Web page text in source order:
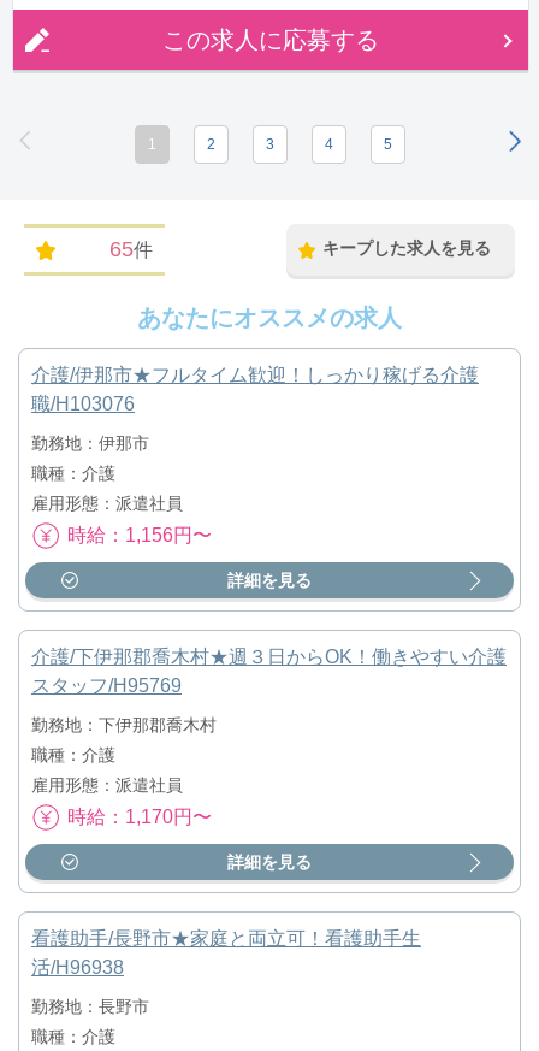
この求人に応募する
1 2 3 4 5
65件 キープした求人を見る
あなたにオススメの求人
介護/伊那市★フルタイム歓迎！しっかり稼げる介護
職/H103076
勤務地：伊那市
職種：介護
雇用形態：派遣社員
時給：1,156円〜
詳細を見る
介護/下伊那郡喬木村★週３日からOK！働きやすい介護
スタッフ/H95769
勤務地：下伊那郡喬木村
職種：介護
雇用形態：派遣社員
時給：1,170円〜
詳細を見る
看護助手/長野市★家庭と両立可！看護助手生
活/H96938
勤務地：長野市
職種：介護